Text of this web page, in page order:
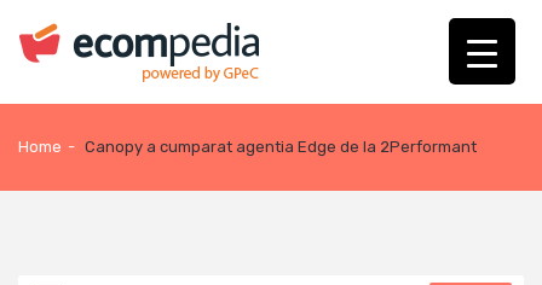
Home - Canopy a cumparat agentia Edge de la 2Performant